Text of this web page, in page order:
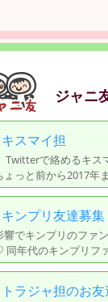
ジャニ
キスマイ担
Twitterで絡めるキス
ょっと前から2017年
キンプリ友達募集
響でキンプリのファ
同年代のキンプリフ
トラジャ担のお友